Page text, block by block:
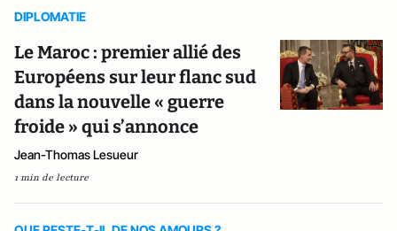
DIPLOMATIE
Le Maroc : premier allié des
Européens sur leur flanc sud
dans la nouvelle « guerre
froide » qui s’annonce
Jean-Thomas Lesueur
1 min de lecture